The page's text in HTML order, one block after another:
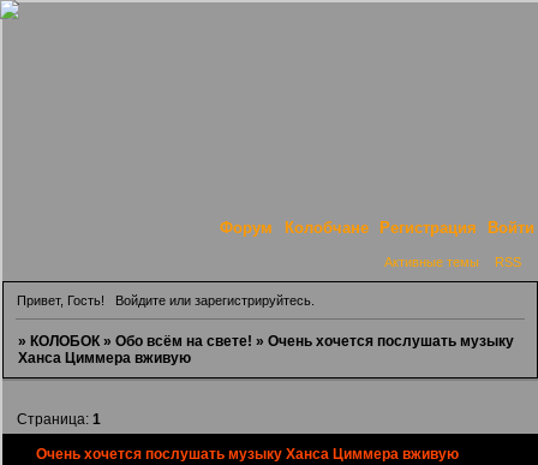
Форум Колобчане Регистрация Войти
Активные темы RSS
Привет, Гость! Войдитеили зарегистрируйтесь.
»КОЛОБОК »Обо всём на свете! »Очень хочется послушать музыку
Ханса Циммера вживую
Очень хочется послушать музыку Ханса Циммера вживую
Страница:1